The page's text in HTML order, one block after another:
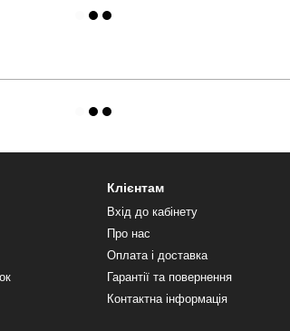
Клієнтам
Вхід до кабінету
Про нас
Оплата і доставка
Гарантії та повернення
Контактна інформація